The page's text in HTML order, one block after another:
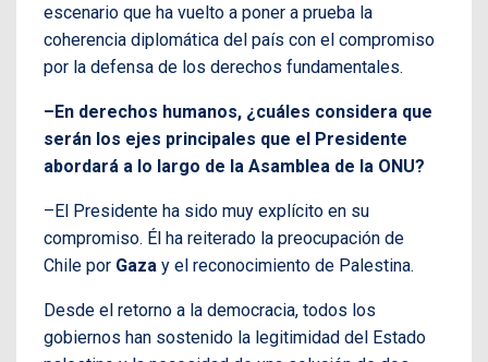
escenario que ha vuelto a poner a prueba la
coherencia diplomática del país con el compromiso
por la defensa de los derechos fundamentales.
–En derechos humanos, ¿cuáles considera que
serán los ejes principales que el Presidente
abordará a lo largo de la Asamblea de la ONU?
–El Presidente ha sido muy explícito en su
compromiso. Él ha reiterado la preocupación de
Chile por Gaza y el reconocimiento de Palestina.
Desde el retorno a la democracia, todos los
gobiernos han sostenido la legitimidad del Estado